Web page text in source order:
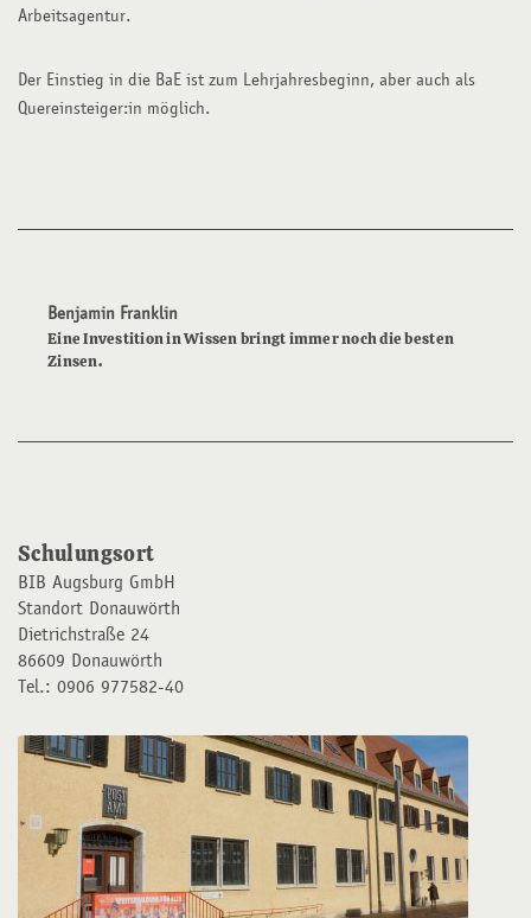
Arbeitsagentur.
Der Einstieg in die BaE ist zum Lehrjahresbeginn, aber auch als
Quereinsteiger:in möglich.
Benjamin Franklin
Eine Investition in Wissen bringt immer noch die besten
Zinsen.
Schulungsort
BIB Augsburg GmbH
Standort Donauwörth
Dietrichstraße 24
86609 Donauwörth
Tel.: 0906 977582-40